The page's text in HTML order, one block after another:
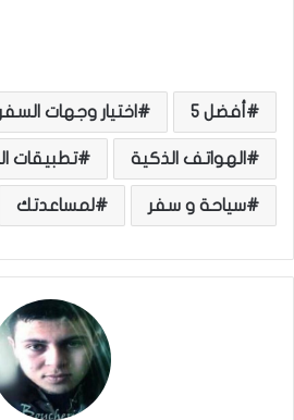
أفضل 5 اختيار وجهات السفر
الهواتف الذكية تطبيقات
سياحة و سفر لمساعدتك